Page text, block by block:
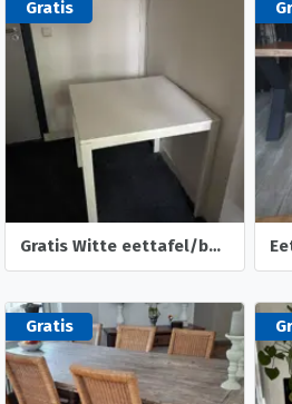
Gratis
Gratis Witte eettafel/bureautafel (IKEA VIHALS)
Gratis